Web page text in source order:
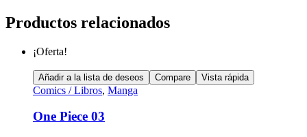
Productos relacionados
¡Oferta!
Añadir a la lista de deseos Compare Vista rápida
Comics / Libros, Manga
One Piece 03